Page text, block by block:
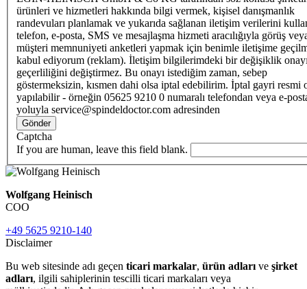
ürünleri ve hizmetleri hakkında bilgi vermek, kişisel danışmanlık
randevuları planlamak ve yukarıda sağlanan iletişim verilerini
telefon, e-posta, SMS ve mesajlaşma hizmeti aracılığıyla görüş
müşteri memnuniyeti anketleri yapmak için benimle iletişime
kabul ediyorum (reklam). İletişim bilgilerimdeki bir değişiklik
geçerliliğini değiştirmez. Bu onayı istediğim zaman, sebep
göstermeksizin, kısmen dahi olsa iptal edebilirim. İptal gayri resmi
yapılabilir - örneğin 05625 9210 0 numaralı telefondan veya e-
yoluyla service@spindeldoctor.com adresinden
Gönder
Captcha
If you are human, leave this field blank.
Wolfgang Heinisch
COO
+49 5625 9210-140
Disclaimer
Bu web sitesinde adı geçen ticari markalar, ürün adları ve şirket
adları, ilgili sahiplerinin tescilli ticari markaları veya